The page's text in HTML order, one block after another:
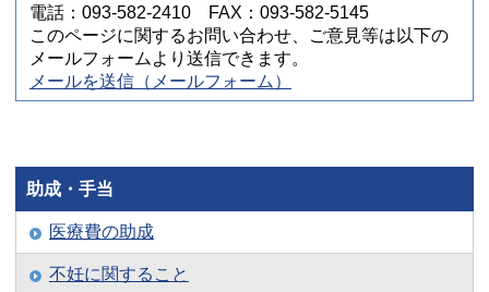
電話：093-582-2410 FAX：093-582-5145
このページに関するお問い合わせ、ご意見等は以下の
メールフォームより送信できます。
メールを送信（メールフォーム）
助成・手当
医療費の助成
不妊に関すること